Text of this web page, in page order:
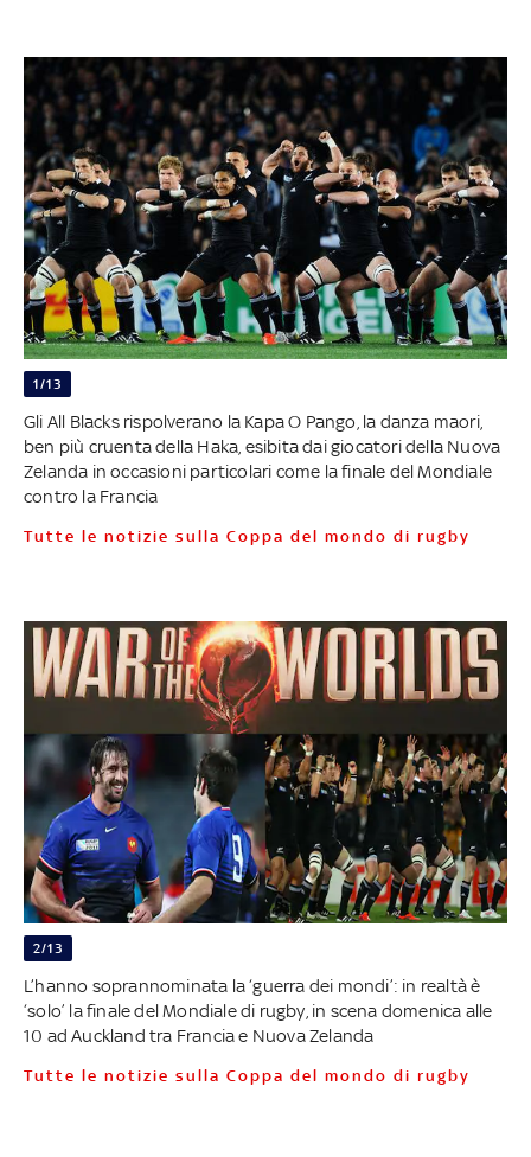
1/13
Gli All Blacks rispolverano la Kapa O Pango, la danza maori,
ben più cruenta della Haka, esibita dai giocatori della Nuova
Zelanda in occasioni particolari come la finale del Mondiale
contro la Francia
Tutte le notizie sulla Coppa del mondo di rugby
2/13
L’hanno soprannominata la ‘guerra dei mondi’: in realtà è
‘solo’ la finale del Mondiale di rugby, in scena domenica alle
10 ad Auckland tra Francia e Nuova Zelanda
Tutte le notizie sulla Coppa del mondo di rugby